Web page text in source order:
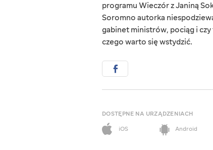
programu Wieczór z Janiną
Soromno autorka
gabinet ministrów, pociąg i
czego warto się wstydzić.
DOSTĘPNE NA URZĄDZENIACH
iOS
Android